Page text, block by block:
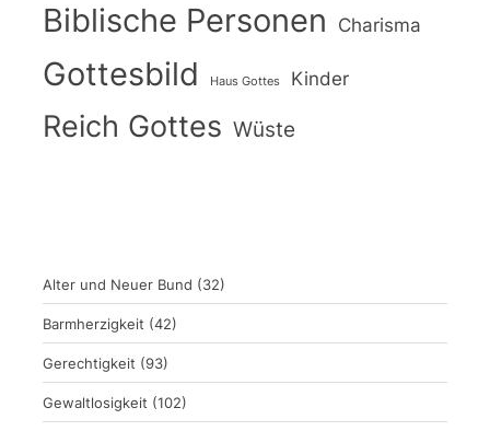
Biblische Personen Charisma
Gottesbild Haus Gottes Kinder
Reich Gottes Wüste
Alter und Neuer Bund (32)
Barmherzigkeit (42)
Gerechtigkeit (93)
Gewaltlosigkeit (102)